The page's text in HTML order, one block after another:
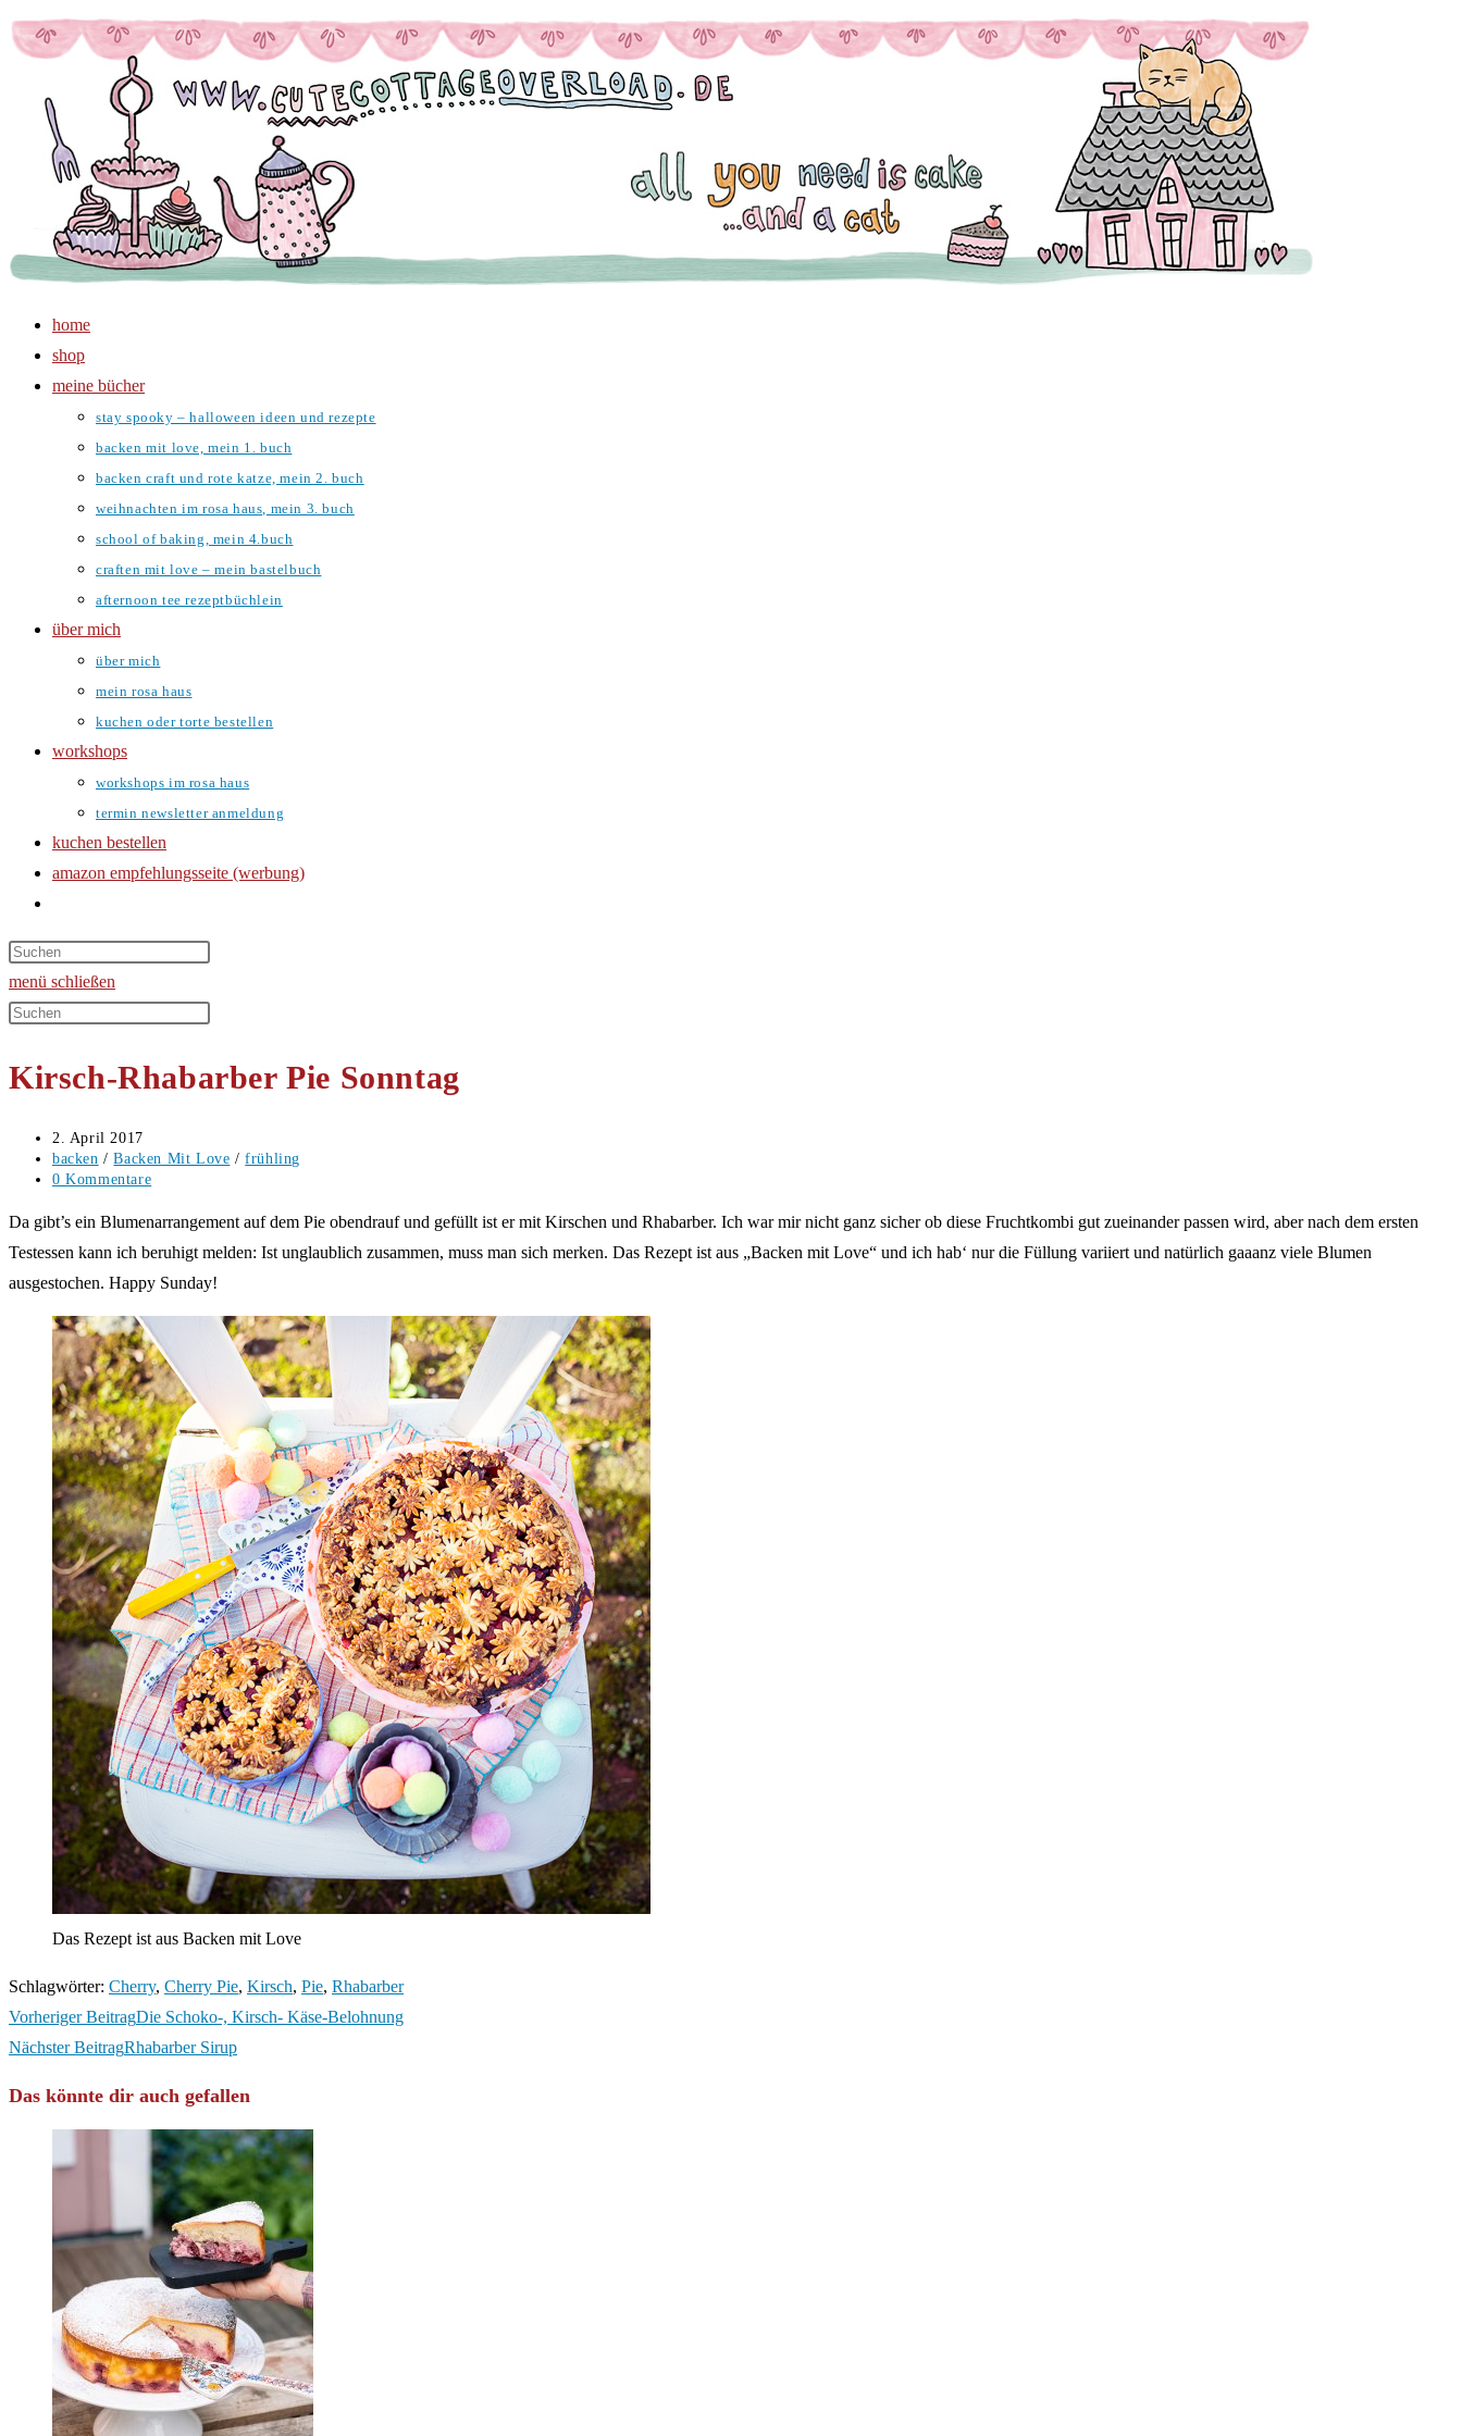
Zum
Inhalt
home
shop
meine bücher
stay spooky – halloween ideen und rezepte
backen mit love, mein 1. buch
backen craft und rote katze, mein 2. buch
weihnachten im rosa haus, mein 3. buch
school of baking, mein 4.buch
craften mit love – mein bastelbuch
afternoon tee rezeptbüchlein
über mich
über mich
mein rosa haus
kuchen oder torte bestellen
workshops
workshops im rosa haus
termin newsletter anmeldung
kuchen bestellen
amazon empfehlungsseite (werbung)
umschalten
menü schließen
Diese
durchsuchen
Kirsch-Rhabarber Pie Sonntag
Beitrag
veröffentlicht:
2. April 2017
Beitrags-
Kategorie:
backen / Backen Mit Love / frühling
Beitrags-
0 Kommentare
Da gibt’s ein Blumenarrangement auf dem Pie obendrauf und gefüllt ist er mit Kirschen und Rhabarber. Ich war mir nicht ganz sicher ob diese Fruchtkombi gut zueinander passen wird, aber nach dem ersten
Testessen kann ich beruhigt melden: Ist unglaublich zusammen, muss man sich merken. Das Rezept ist aus „Backen mit Love“ und ich hab‘ nur die Füllung variiert und natürlich gaaanz viele Blumen
ausgestochen. Happy Sunday!
Das Rezept ist aus Backen mit Love
Schlagwörter: Cherry, Cherry Pie, Kirsch, Pie, Rhabarber
Weitere
Artikel
Vorheriger BeitragDie Schoko-, Kirsch- Käse-Belohnung
Nächster BeitragRhabarber Sirup
Das könnte dir auch gefallen